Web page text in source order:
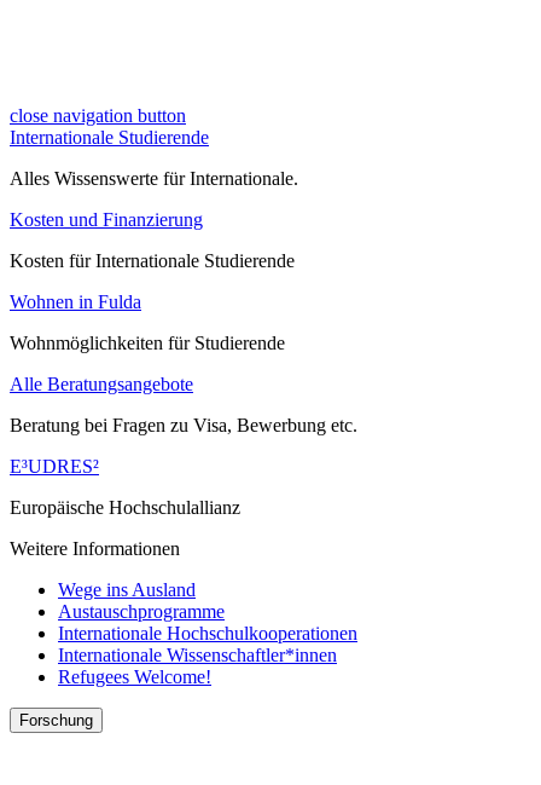
close navigation button
Internationale Studierende
Alles Wissenswerte für Internationale.
Kosten und Finanzierung
Kosten für Internationale Studierende
Wohnen in Fulda
Wohnmöglichkeiten für Studierende
Alle Beratungsangebote
Beratung bei Fragen zu Visa, Bewerbung etc.
E³UDRES²
Europäische Hochschulallianz
Weitere Informationen
Wege ins Ausland
Austauschprogramme
Internationale Hochschulkooperationen
Internationale Wissenschaftler*innen
Refugees Welcome!
Forschung